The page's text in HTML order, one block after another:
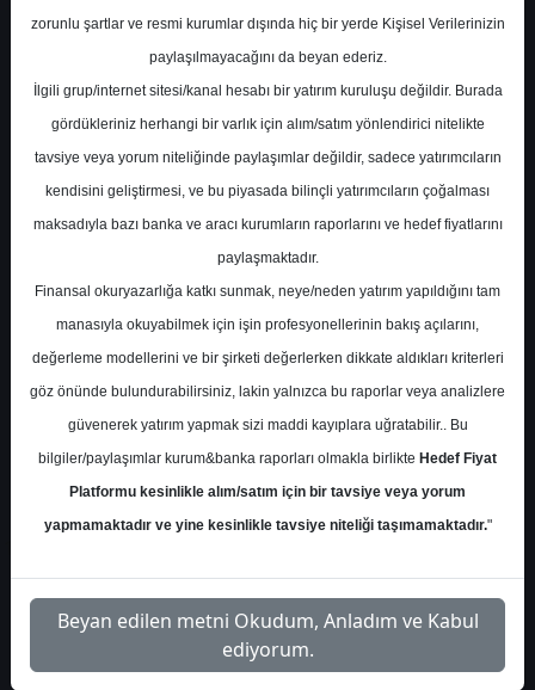
Günlük Bülten ve Şirket Haberleri
S.No Dosya Adı İndir
1
deniz-yatirim-gunluk-
bulten-554821
İlgili
Dosyayı İndir
zorunlu şartlar ve resmi kurumlar dışında hiç bir yerde Kişisel Verilerinizin
paylaşılmayacağını da beyan ederiz.
İlgili grup/internet sitesi/kanal hesabı bir yatırım kuruluşu değildir. Burada
gördükleriniz herhangi bir varlık için alım/satım yönlendirici nitelikte
tavsiye veya yorum niteliğinde paylaşımlar değildir, sadece yatırımcıların
kendisini geliştirmesi, ve bu piyasada bilinçli yatırımcıların çoğalması
maksadıyla bazı banka ve aracı kurumların raporlarını ve hedef fiyatlarını
paylaşmaktadır.
Finansal okuryazarlığa katkı sunmak, neye/neden yatırım yapıldığını tam
manasıyla okuyabilmek için işin profesyonellerinin bakış açılarını,
değerleme modellerini ve bir şirketi değerlerken dikkate aldıkları kriterleri
göz önünde bulundurabilirsiniz, lakin yalnızca bu raporlar veya analizlere
güvenerek yatırım yapmak sizi maddi kayıplara uğratabilir.. Bu
bilgiler/paylaşımlar kurum&banka raporları olmakla birlikte Hedef Fiyat
Platformu kesinlikle alım/satım için bir tavsiye veya yorum
yapmamaktadır ve yine kesinlikle tavsiye niteliği taşımamaktadır."
Beyan edilen metni Okudum, Anladım ve Kabul
ediyorum.